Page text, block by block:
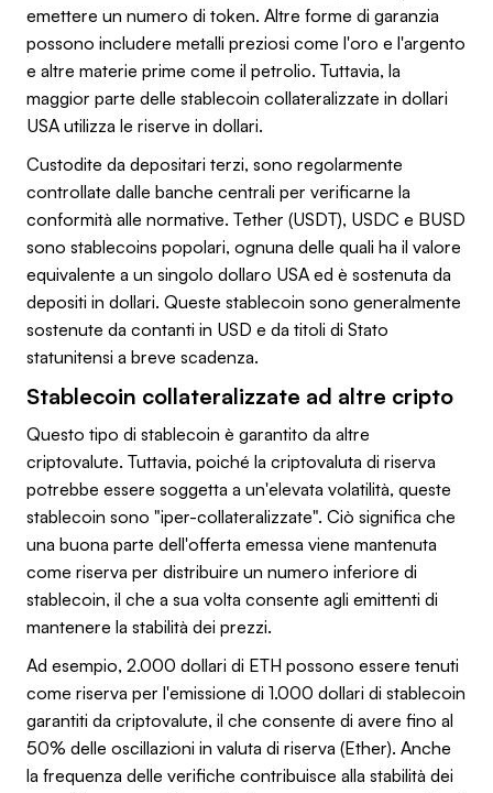
emettere un numero di token. Altre forme di garanzia
possono includere metalli preziosi come l'oro e l'argento
e altre materie prime come il petrolio. Tuttavia, la
maggior parte delle stablecoin collateralizzate in dollari
USA utilizza le riserve in dollari.
Custodite da depositari terzi, sono regolarmente
controllate dalle banche centrali per verificarne la
conformità alle normative. Tether (USDT), USDC e BUSD
sono stablecoins popolari, ognuna delle quali ha il valore
equivalente a un singolo dollaro USA ed è sostenuta da
depositi in dollari. Queste stablecoin sono generalmente
sostenute da contanti in USD e da titoli di Stato
statunitensi a breve scadenza.
Stablecoin collateralizzate ad altre cripto
Questo tipo di stablecoin è garantito da altre
criptovalute. Tuttavia, poiché la criptovaluta di riserva
potrebbe essere soggetta a un'elevata volatilità, queste
stablecoin sono "iper-collateralizzate". Ciò significa che
una buona parte dell'offerta emessa viene mantenuta
come riserva per distribuire un numero inferiore di
stablecoin, il che a sua volta consente agli emittenti di
mantenere la stabilità dei prezzi.
Ad esempio, 2.000 dollari di ETH possono essere tenuti
come riserva per l'emissione di 1.000 dollari di stablecoin
garantiti da criptovalute, il che consente di avere fino al
50% delle oscillazioni in valuta di riserva (Ether). Anche
la frequenza delle verifiche contribuisce alla stabilità dei